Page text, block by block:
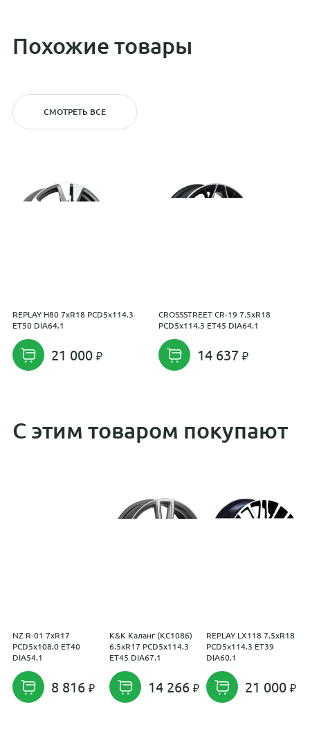
Похожие товары
СМОТРЕТЬ ВСЕ
REPLAY H80 7xR18 PCD5x114.3
ET50 DIA64.1
21 000
CROSSSTREET CR-19 7.5xR18
PCD5x114.3 ET45 DIA64.1
14 637
С этим товаром покупают
NZ R-01 7xR17
PCD5x108.0 ET40
DIA54.1
8 816
K&K Каланг (КС1086)
6.5xR17 PCD5x114.3
ET45 DIA67.1
14 266
REPLAY LX118 7.5xR18
PCD5x114.3 ET39
DIA60.1
21 000